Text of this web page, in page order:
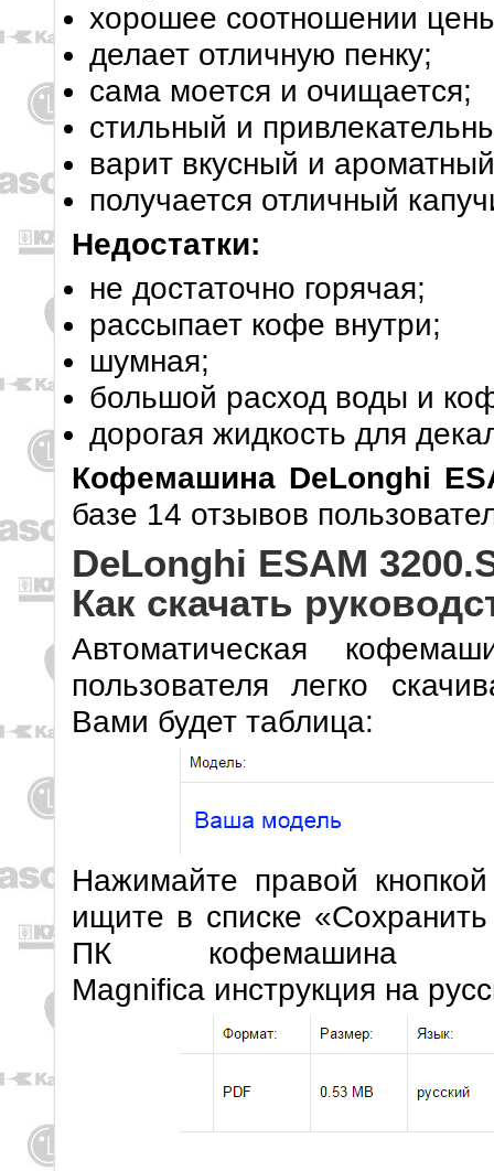
хорошее соотношении
делает отличную пенку;
сама моется и очищается;
стильный и
варит вкусный и
получается отличный
Недостатки:
не достаточно горячая;
рассыпает кофе внутри;
шумная;
большой расход воды и
дорогая жидкость для
Кофемашина DeLonghi
базе 14 отзывов
DeLonghi ESAM
Как скачать
Автоматическая
пользователя легко
Вами будет таблица:
Нажимайте правой
ищите в списке
ПК кофемашина
Magnifica инструкция на